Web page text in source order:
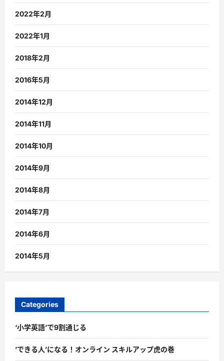
2022年2月
2022年1月
2018年2月
2016年5月
2014年12月
2014年11月
2014年10月
2014年9月
2014年8月
2014年7月
2014年6月
2014年5月
Categories
‘小学英語’で9割通じる
’できる人’になる！オンライン スキルアップ虎の巻